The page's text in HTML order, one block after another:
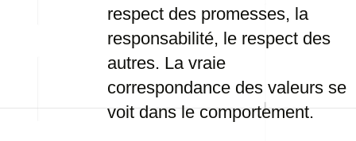
respect des promesses, la
responsabilité, le respect des
autres. La vraie
correspondance des valeurs se
voit dans le comportement.